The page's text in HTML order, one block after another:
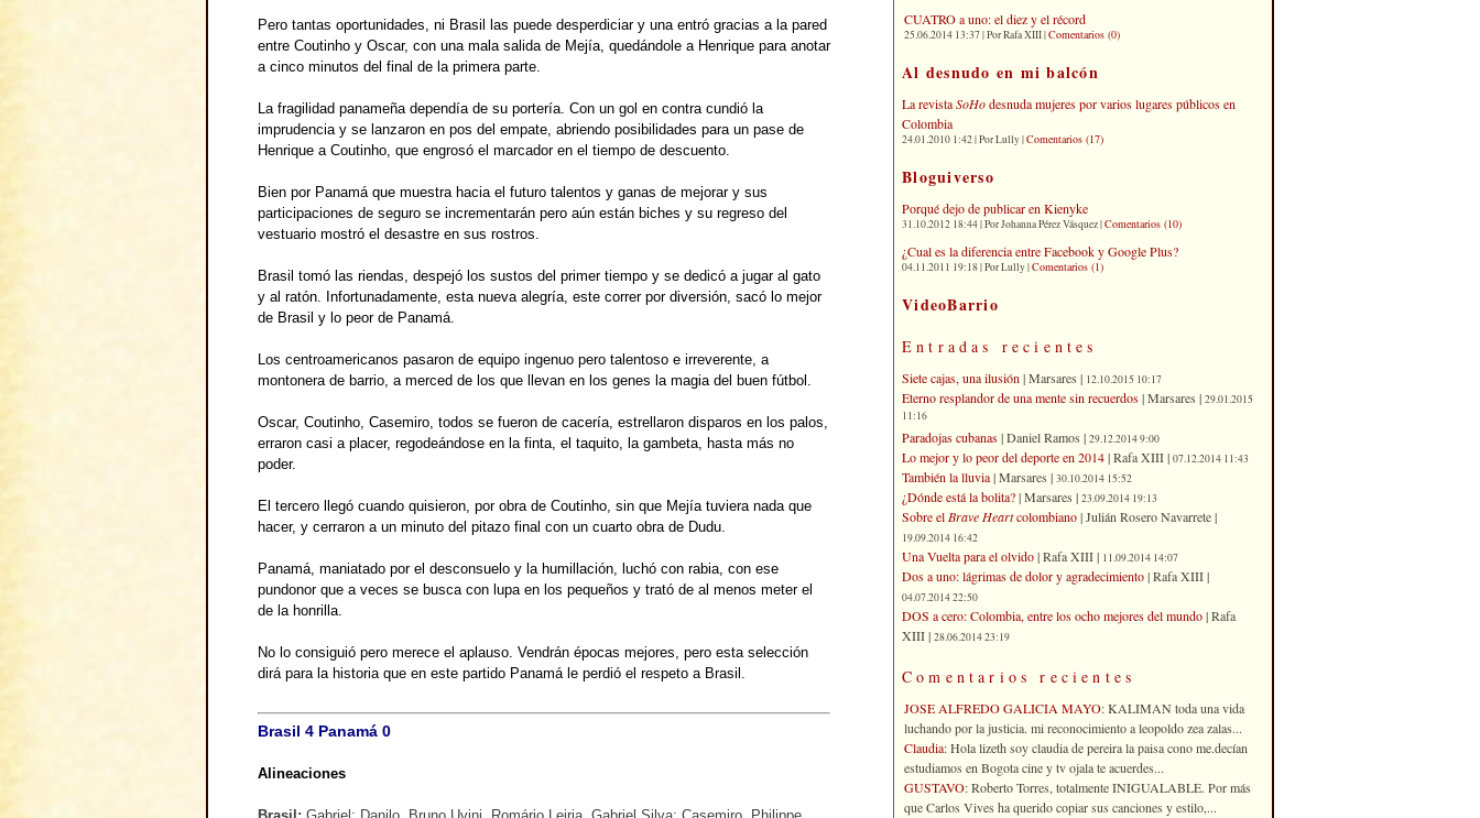
Pero tantas oportunidades, ni Brasil las puede desperdiciar y una entró gracias a la pared
entre Coutinho y Oscar, con una mala salida de Mejía, quedándole a Henrique para anotar
a cinco minutos del final de la primera parte.
La fragilidad panameña dependía de su portería. Con un gol en contra cundió la
imprudencia y se lanzaron en pos del empate, abriendo posibilidades para un pase de
Henrique a Coutinho, que engrosó el marcador en el tiempo de descuento.
Bien por Panamá que muestra hacia el futuro talentos y ganas de mejorar y sus
participaciones de seguro se incrementarán pero aún están biches y su regreso del
vestuario mostró el desastre en sus rostros.
Brasil tomó las riendas, despejó los sustos del primer tiempo y se dedicó a jugar al gato
y al ratón. Infortunadamente, esta nueva alegría, este correr por diversión, sacó lo mejor
de Brasil y lo peor de Panamá.
Los centroamericanos pasaron de equipo ingenuo pero talentoso e irreverente, a
montonera de barrio, a merced de los que llevan en los genes la magia del buen fútbol.
Oscar, Coutinho, Casemiro, todos se fueron de cacería, estrellaron disparos en los palos,
erraron casi a placer, regodeándose en la finta, el taquito, la gambeta, hasta más no
poder.
El tercero llegó cuando quisieron, por obra de Coutinho, sin que Mejía tuviera nada que
hacer, y cerraron a un minuto del pitazo final con un cuarto obra de Dudu.
Panamá, maniatado por el desconsuelo y la humillación, luchó con rabia, con ese
pundonor que a veces se busca con lupa en los pequeños y trató de al menos meter el
de la honrilla.
No lo consiguió pero merece el aplauso. Vendrán épocas mejores, pero esta selección
dirá para la historia que en este partido Panamá le perdió el respeto a Brasil.
Brasil 4 Panamá 0
Alineaciones
CUATRO a uno: el diez y el récord
25.06.2014 13:37 | Por Rafa XIII |Comentarios (0)
Al desnudo en mi balcón
La revistaSoHodesnuda mujeres por varios lugares públicos en
Colombia
24.01.2010 1:42 | Por Lully |Comentarios (17)
Bloguiverso
Porqué dejo de publicar en Kienyke
31.10.2012 18:44 | Por Johanna Pérez Vásquez |Comentarios (10)
¿Cual es la diferencia entre Facebook y Google Plus?
04.11.2011 19:18 | Por Lully |Comentarios (1)
VideoBarrio
Entradas recientes
Siete cajas, una ilusión | Marsares | 12.10.2015 10:17
Eterno resplandor de una mente sin recuerdos| Marsares | 29.01.2015
11:16
Paradojas cubanas| Daniel Ramos | 29.12.2014 9:00
Lo mejor y lo peor del deporte en 2014| Rafa XIII | 07.12.2014 11:43
También la lluvia| Marsares | 30.10.2014 15:52
¿Dónde está la bolita?| Marsares | 23.09.2014 19:13
Sobre el Brave Heartcolombiano| Julián Rosero Navarrete |
19.09.2014 16:42
Una Vuelta para el olvido| Rafa XIII | 11.09.2014 14:07
Dos a uno: lágrimas de dolor y agradecimiento| Rafa XIII |
04.07.2014 22:50
DOS a cero: Colombia, entre los ocho mejores del mundo| Rafa
XIII | 28.06.2014 23:19
Comentarios recientes
JOSE ALFREDO GALICIA MAYO: KALIMAN toda una vida
luchando por la justicia. mi reconocimiento a leopoldo zea zalas...
Claudia: Hola lizeth soy claudia de pereira la paisa cono me.decían
estudiamos en Bogota cine y tv ojala te acuerdes...
GUSTAVO: Roberto Torres, totalmente INIGUALABLE. Por más
que Carlos Vives ha querido copiar sus canciones y estilo,...